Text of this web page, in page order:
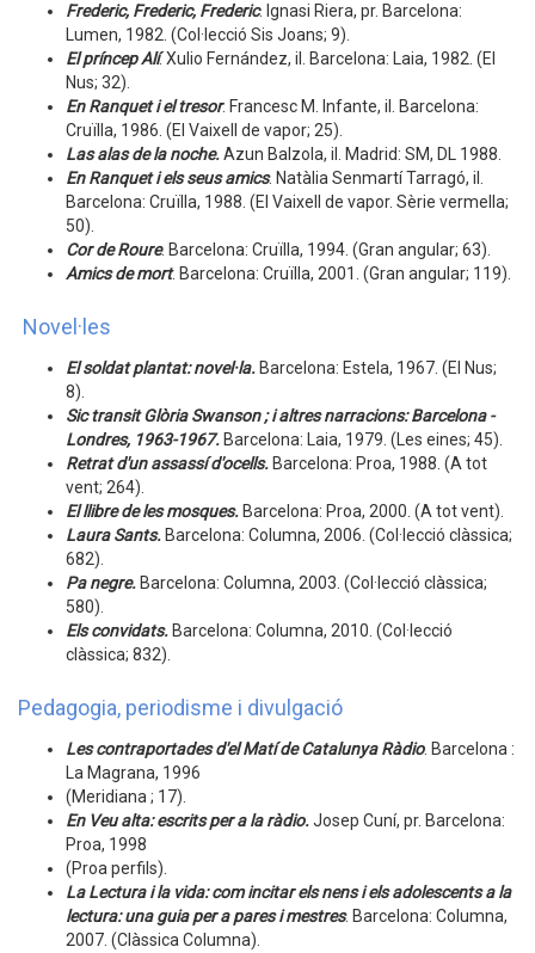
Frederic, Frederic, Frederic. Ignasi Riera, pr. Barcelona:
Lumen, 1982. (Col·lecció Sis Joans; 9).
El príncep Alí. Xulio Fernández, il. Barcelona: Laia, 1982. (El
Nus; 32).
En Ranquet i el tresor. Francesc M. Infante, il. Barcelona:
Cruïlla, 1986. (El Vaixell de vapor; 25).
Las alas de la noche.Azun Balzola, il. Madrid: SM, DL 1988.
En Ranquet i els seus amics. Natàlia Senmartí Tarragó, il.
Barcelona: Cruïlla, 1988. (El Vaixell de vapor. Sèrie vermella;
50).
Cor de Roure. Barcelona: Cruïlla, 1994. (Gran angular; 63).
Amics de mort. Barcelona: Cruïlla, 2001. (Gran angular; 119).
Novel·les
El soldat plantat: novel·la. Barcelona: Estela, 1967. (El Nus;
8).
Sic transit Glòria Swanson ; i altres narracions: Barcelona -
Londres, 1963-1967. Barcelona: Laia, 1979. (Les eines; 45).
Retrat d'un assassí d'ocells. Barcelona: Proa, 1988. (A tot
vent; 264).
El llibre de les mosques. Barcelona: Proa, 2000. (A tot vent).
Laura Sants. Barcelona: Columna, 2006. (Col·lecció clàssica;
682).
Pa negre. Barcelona: Columna, 2003. (Col·lecció clàssica;
580).
Els convidats. Barcelona: Columna, 2010. (Col·lecció
clàssica; 832).
Pedagogia, periodisme i divulgació
Les contraportades d'el Matí de Catalunya Ràdio. Barcelona :
La Magrana, 1996
(Meridiana ; 17).
En Veu alta: escrits per a la ràdio.Josep Cuní, pr. Barcelona:
Proa, 1998
(Proa perfils).
La Lectura i la vida: com incitar els nens i els adolescents a la
lectura: una guia per a pares i mestres. Barcelona: Columna,
2007. (Clàssica Columna).